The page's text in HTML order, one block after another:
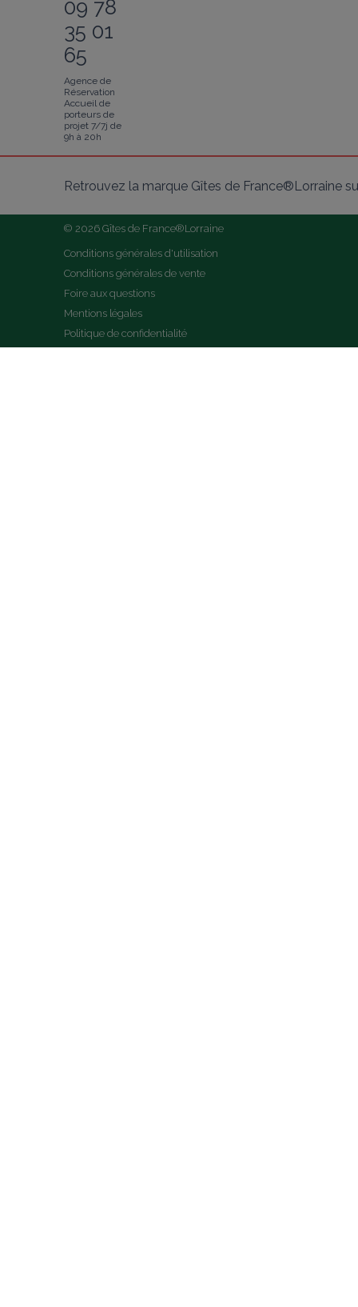
09 78
35 01
65
Agence de
Réservation
Accueil de
porteurs de
projet 7/7j de
9h à 20h
Retrouvez la marque Gîtes de France®Lorraine
© 2026 Gîtes de France®Lorraine
Conditions générales d'utilisation
Conditions générales de vente
Foire aux questions
Mentions légales
Politique de confidentialité